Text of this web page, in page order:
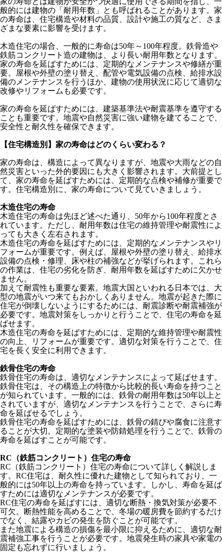
般的には建物の「耐用年数」とも呼ばれることがあります。家
の寿命は、住宅構造や材料の品質、設計や施工の質など、さま
ざまな要素に影響を受けます。
木造住宅の場合、一般的に寿命は50年～100年程度。鉄骨造や
鉄筋コンクリート造の建物は、より長い耐用年数となります。
家の寿命を延ばすためには、定期的なメンテナンスや修繕が重
要。屋根や外壁の塗り替え、配管や電気設備の点検、給排水設
備のメンテナンスを行うほか、建物の使用状況に応じて適切な
改修やリフォームも必要です。
家の寿命を延ばすためには、建築基準法や耐震基準を遵守する
ことも重要です。地震や自然災害に強い建物を建てることで、
安全性と耐久性を確保できます。
【住宅構造別】家の寿命はどのくらい変わる？
家の寿命は、構造によって異なりますが、地震や大雨などの自
然災害といった外的要因にも大きく影響されます。大前提とし
て、家の寿命を延ばすためには、定期的な点検や補修が重要で
す。住宅構造別に、家の寿命について見ていきましょう。
木造住宅の寿命
木造住宅の寿命は先ほど述べた通り、50年から100年程度とさ
れています。ただし、耐用年数は住宅の維持管理や耐震性によ
っても大きく左右されます。
木造住宅の寿命を延ばすためには、定期的なメンテナンスやリ
フォームが重要です。例えば、屋根や外壁の塗り替え、給排水
設備の点検・修理、床や柱の補強などが挙げられます。これら
の作業は、住宅の劣化を防ぎ、耐用年数を延ばすために欠かせ
ません。
加えて耐震性も重要な要素。地震大国といわれる日本では、大
型の地震がいつ来てもおかしくありません。地震が起きた際に
住宅が倒壊しないようにするためには、耐震診断や耐震補強が
必要です。地震対策をしっかりと行うことで、住宅の寿命を延
ばせます。
木造住宅の寿命を延ばすためには、定期的な維持管理や耐震性
の向上、リフォームが重要です。適切な対策を行うことで、住
宅を長く安全に利用できます。
鉄骨住宅の寿命
鉄骨住宅の寿命は、適切なメンテナンスによって延ばせます。
鉄骨住宅は、その構造上の特徴から比較的長い寿命を持つこと
が知られています。一般的には、鉄骨の耐用年数は50年以上と
されていますが、適切なメンテナンスを行うことで、さらに寿
命を延ばせるでしょう。
鉄骨住宅の寿命を延ばすためには、鉄骨の錆びや腐食に注意す
ることが大切。定期的な塗装や防錆処理を行うことで、鉄骨の
寿命を延ばすことが可能です。
RC（鉄筋コンクリート）住宅の寿命
RC（鉄筋コンクリート）住宅の寿命について詳しく解説しま
す。RC住宅は、耐久性に優れた建物として知られており、一
般的には50年以上の寿命を持っています。しかし、寿命を延ば
すためには適切なメンテナンスが必要です。
RC住宅の寿命を延ばすには、適切な断熱・換気対策が必要不
可欠。断熱性能を高めることで、冬場の暖房費を節約するだけ
でなく、結露やカビの発生を防ぐことが可能です。
また地震による構造の損傷を最小限に抑えるために、適切な耐
震補強工事を行うことが必要です。地震発生時の家具や家電の
固定も忘れずに行いましょう。